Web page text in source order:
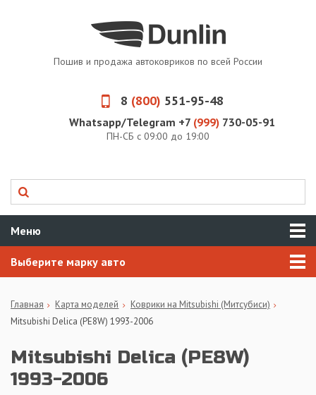
Пошив и продажа автоковриков по всей России
8 (800) 551-95-48
Whatsapp/Telegram +7 (999) 730-05-91
ПН-СБ с 09:00 до 19:00
Меню
Выберите марку авто
Главная Карта моделей
Коврики на Mitsubishi (Митсубиси)
Mitsubishi Delica (PE8W) 1993-2006
Mitsubishi Delica (PE8W)
1993-2006